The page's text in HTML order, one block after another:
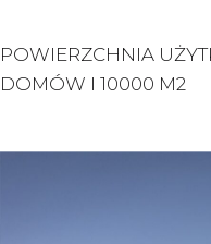
POWIERZCHNIA
DOMÓW I 10000 M2